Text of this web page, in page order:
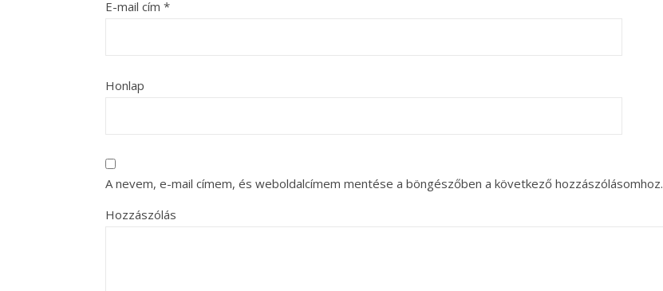
E-mail cím *
Honlap
A nevem, e-mail címem, és weboldalcímem mentése a böngészőben a következő hozzászólásomhoz.
Hozzászólás